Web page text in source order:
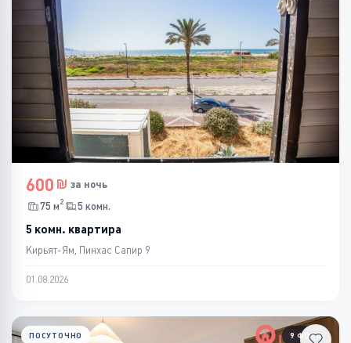
600
за ночь
75 м2 5 комн.
5 комн. квартира
Кирьят-Ям, Пинхас Сапир 9
01.08.2026
9 ФОТО
ПОСУТОЧНО